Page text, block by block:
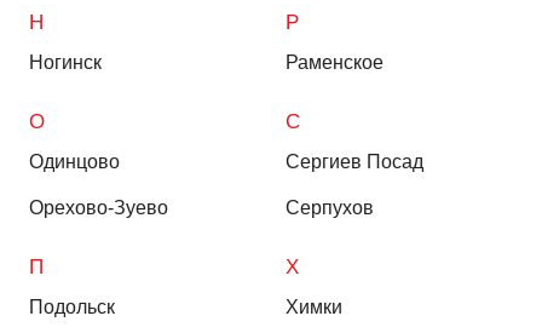
Н
Ногинск
О
Одинцово
Орехово-Зуево
П
Подольск
Р
Раменское
С
Сергиев Посад
Серпухов
Х
Химки